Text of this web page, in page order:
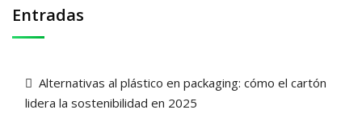
Entradas
Alternativas al plástico en packaging: cómo el cartón
lidera la sostenibilidad en 2025